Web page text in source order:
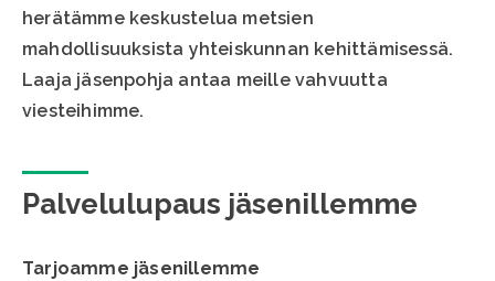
herätämme keskustelua metsien
mahdollisuuksista yhteiskunnan kehittämisessä.
Laaja jäsenpohja antaa meille vahvuutta
viesteihimme.
Palvelulupaus jäsenillemme
Tarjoamme jäsenillemme